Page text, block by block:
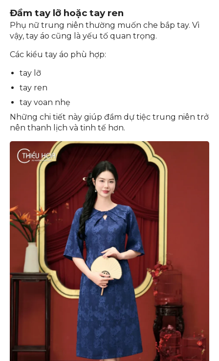
Đầm tay lỡ hoặc tay ren
Phụ nữ trung niên thường muốn che bắp tay. Vì
vậy, tay áo cũng là yếu tố quan trọng.
Các kiểu tay áo phù hợp:
tay lỡ
tay ren
tay voan nhẹ
Những chi tiết này giúp đầm dự tiệc trung niên trở
nên thanh lịch và tinh tế hơn.